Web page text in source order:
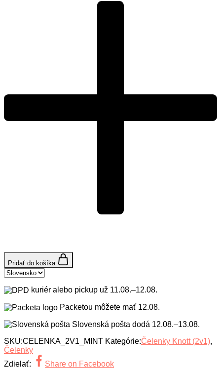
Pridať do košíka
Country
region: kuriér alebo pickup už 11.08.–12.08.
Packetou môžete mať 12.08.
Slovenská pošta dodá 12.08.–13.08.
SKU:CELENKA_2V1_MINT Kategórie:Čelenky Knott (2v1),
Čelenky
Zdielať:
Share on Facebook